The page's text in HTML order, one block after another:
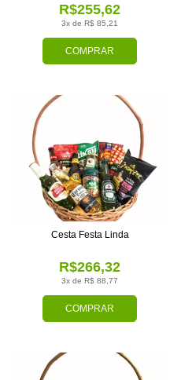
COMPRAR
3x de R$ 85,21
R$255,62
COMPRAR
3x de R$ 88,77
R$266,32
Cesta Festa Linda